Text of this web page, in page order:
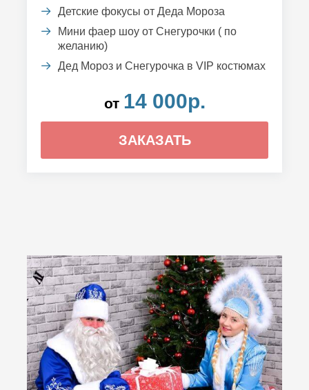
Детские фокусы от Деда Мороза
Мини фаер шоу от Снегурочки ( по
желанию)
Дед Мороз и Снегурочка в VIP костюмах
от 14 000р.
ЗАКАЗАТЬ